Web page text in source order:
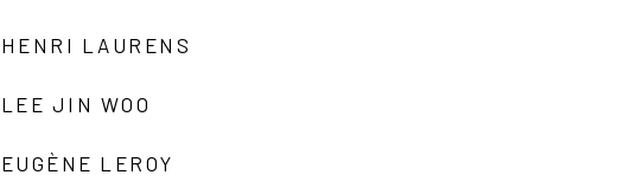
HENRI LAURENS
LEE JIN WOO
EUGÈNE LEROY